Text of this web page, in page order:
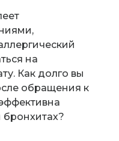
на
Как долго вы
обращения к